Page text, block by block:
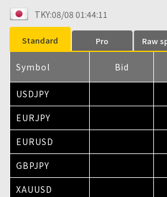
นี้รวมถึงดัชนีความเชื่อมั่นผู้บริโภคของสหรัฐ
และตัวเลขตำแหน่งงานว่าง JOLTS สำหรับเ
ประเมินว่า USD/เงินเยนญี่ปุ่นจะยังคงซื้อข
จากมีการยืนยันสถานะของเศรษฐกิจสหรัฐ
มิถุนายนเพิ่มขึ้นเป็น 95.0 จากเดือนก่อนหน้
ความรู้สึกในภูมิภาค นางคริสติน ลาการ์ด ป
ยุโรป (ECB) กล่าวว่า เศรษฐกิจยูโรโซนกำ
และผู้เข้าร่วมตลาดกำลังให้ความสนใจอย่า
ของเธอเกี่ยวกับการตัดสินใจอัตราดอกเบี้ยใ
ความแข็งแกร่งของดอลลาร์สหรัฐกำลังเป็น
ซื้อขายอยู่ในช่วง 1.1382 ถึง 1.1414 ในระ
ประมาณ 1.1400 เวลา 17:00 น. ระดับแนว
ถึง 1.1450 และระดับแนวรับที่ประมาณ
ที่จะถูกจับตามองอย่างใกล้ชิด โดยจุดสนใจ
TKY:08/08 01:44:12
Standard Pro Raw
Symbol Bid
USDJPY
EURJPY
EURUSD
GBPJPY
XAUUSD